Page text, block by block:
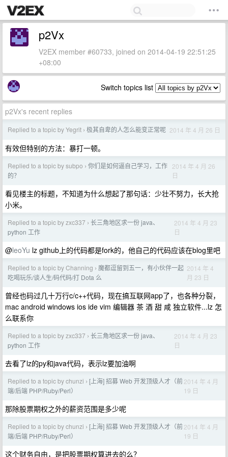
p2Vx
V2EX member #60733, joined on 2014-04-19 22:51:25
+08:00
Switch topics list
p2Vx's recent replies
Replied to a topic by Yegrit › 极其自卑的人怎么能变正常呢 2014 年 4 月 26 日
有效但特别的方法：暴打一顿。
Replied to a topic by subpo › 你们是如何逼自己学习，工作
的？
2014 年 4 月 26
日
看见楼主的标题，不知道为什么想起了那句话：少壮不努力，长大抢
小米。
Replied to a topic by zxc337 › 长三角地区求一份 java、
python 工作
2014 年 4 月 23
日
@leoYu lz github上的代码都是fork的，他自己的代码应该在blog里吧
Replied to a topic by Channing › 魔都逗留到五一，有小伙伴一起
吃喝玩乐/谈人生/码代码/打 Dota 么
2014 年 4
月 23 日
曾经也码过几十万行c/c++代码，现在搞互联网app了，也各种分裂，
mac android windows ios ide vim 编辑器 茶 酒 甜 咸 独立软件...lz 怎
么联系你
Replied to a topic by zxc337 › 长三角地区求一份 java、
python 工作
2014 年 4 月 23
日
去看了lz的py和java代码，表示lz要加油啊
Replied to a topic by chunzi › [上海] 招募 Web 开发顶级人才（前
端/后端 PHP/Ruby/Perl）
2014 年 4 月
19 日
那除股票期权之外的薪资范围是多少呢
Replied to a topic by chunzi › [上海] 招募 Web 开发顶级人才（前
端/后端 PHP/Ruby/Perl）
2014 年 4 月
19 日
这个财务自由，是把股票期权算进去的么？